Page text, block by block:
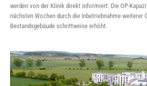
werden von der Klinik direkt informiert. Die OP-
nächsten Wochen durch die Inbetriebnahme weiterer
Bestandsgebäude schrittweise erhöht.